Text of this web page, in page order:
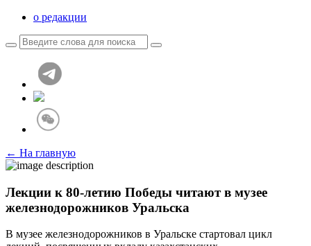
о редакции
← На главную
Лекции к 80-летию Победы читают в музее
железнодорожников Уральска
В музее железнодорожников в Уральске стартовал цикл